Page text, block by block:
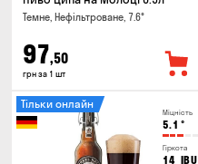
Темне, Нефільтроване, 7.6°
97,50
грн за 1 шт
Міцність
5.1 °
Гіркота
14 IBU
Тільки онлайн